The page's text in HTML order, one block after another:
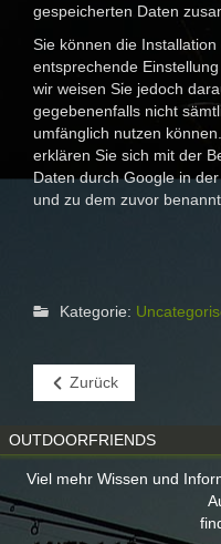
gespeicherten Daten
Sie können die
entsprechende
wir weisen Sie jedoch
gegebenenfalls nicht
umfänglich nutzen
erklären Sie sich mit der
Daten durch Google in
und zu dem zuvor
Kategorie:
Zurück
OUTDOORFRIENDS
Viel mehr Wissen und